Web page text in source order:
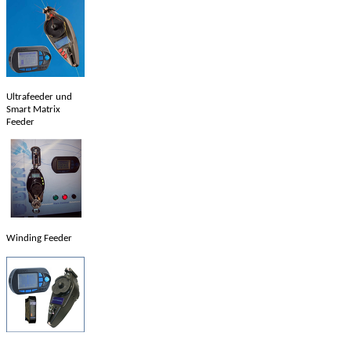
Ultrafeeder und
Smart Matrix
Feeder
Winding Feeder